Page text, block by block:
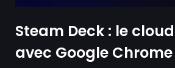
Steam Deck : le
avec Google